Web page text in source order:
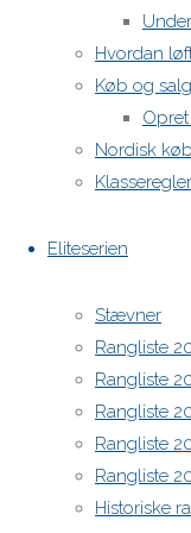
Hvordan
Køb og salg
Nordisk
Eliteserien
Stævner
Rangliste
Rangliste
Rangliste
Rangliste
Rangliste
Historiske